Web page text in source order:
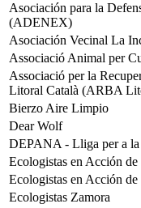
Asociación para la
(ADENEX)
Asociación Vecinal La
Associació Animal per
Associació per la
Litoral Català (ARBA
Bierzo Aire Limpio
Dear Wolf
DEPANA - Lliga per a la
Ecologistas en Acción
Ecologistas en Acción
Ecologistas Zamora